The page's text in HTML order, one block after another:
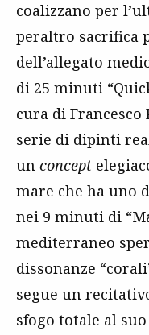
coalizzano per
peraltro sacrifica
dell’allegato
di 25 minuti
cura di Francesco
serie di dipinti
un concept
mare che ha uno
nei 9 minuti di
mediterraneo
dissonanze
segue un
sfogo totale al